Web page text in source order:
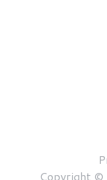
Copyright ©